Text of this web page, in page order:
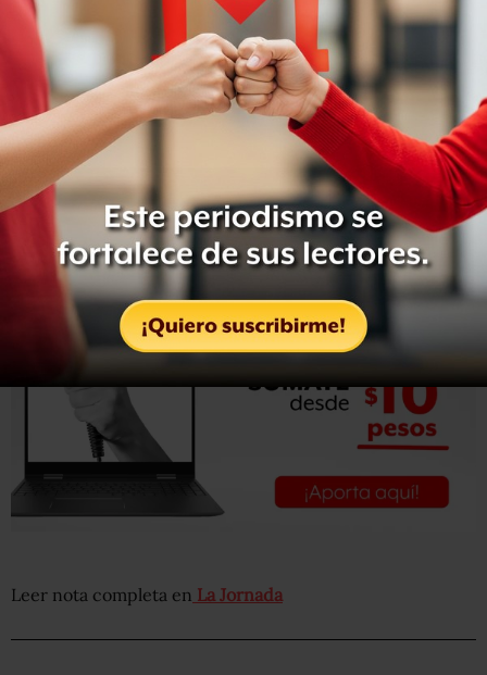
puede– confirmar si se efectúan cenas románticas. El
museo no es un salón de fiestas, asegura.
Por su parte, trabajadores de ese recinto adscrito al
Instituto Nacional de Bellas Artes (INBA) exhiben a este
diariodocumentación de hechos que han ocurrido allí,
en prueba de lo contrario, respecto de los actos privados
que organiza la asociación civil Patronato del Museo
Nacional de Arte.
Leer nota completa en La Jornada